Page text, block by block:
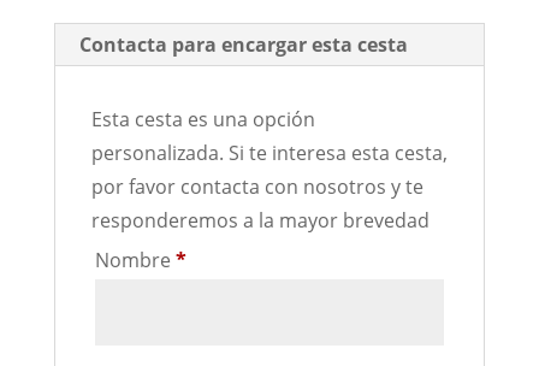
Contacta para encargar esta cesta
Esta cesta es una opción
personalizada. Si te interesa esta cesta,
por favor contacta con nosotros y te
responderemos a la mayor brevedad
Nombre *